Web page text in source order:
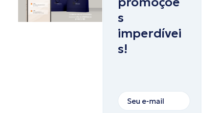
s
imperdívei
s!